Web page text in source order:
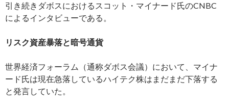
引き続きダボスにおけるスコット・マイナード氏のCNBC
によるインタビューである。
リスク資産暴落と暗号通貨
世界経済フォーラム（通称ダボス会議）において、マイナ
ード氏は現在急落しているハイテク株はまだまだ下落する
と発言していた。